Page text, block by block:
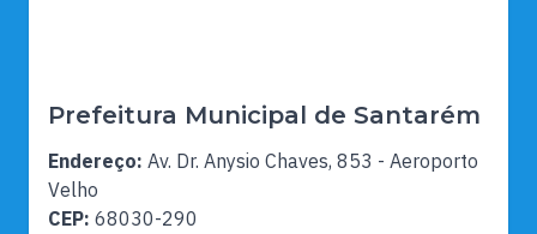
Prefeitura Municipal de Santarém
Endereço: Av. Dr. Anysio Chaves, 853 - Aeroporto
Velho
CEP: 68030-290